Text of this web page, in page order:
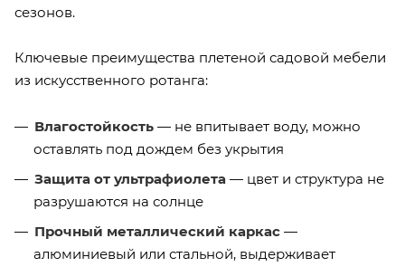
сезонов.
Ключевые преимущества плетеной садовой мебели
из искусственного ротанга:
Влагостойкость — не впитывает воду, можно
оставлять под дождем без укрытия
Защита от ультрафиолета — цвет и структура не
разрушаются на солнце
Прочный металлический каркас —
алюминиевый или стальной, выдерживает